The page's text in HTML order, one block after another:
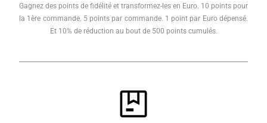
Gagnez des points de fidélité et transformez-les en Euro. 10 points pour
la 1ère commande. 5 points par commande. 1 point par Euro dépensé.
Et 10% de réduction au bout de 500 points cumulés.